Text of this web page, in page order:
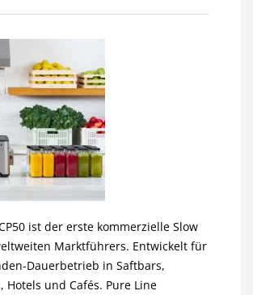
ist der erste kommerzielle Slow
Marktführers. Entwickelt für
Dauerbetrieb in Saftbars,
Hotels und Cafés. Pure Line